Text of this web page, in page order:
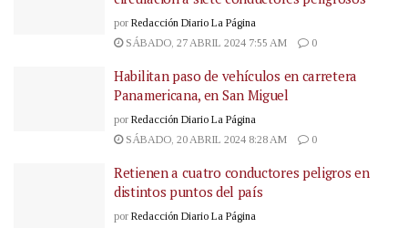
por Redacción Diario La Página
SÁBADO, 27 ABRIL 2024 7:55 AM
0
Habilitan paso de vehículos en carretera
Panamericana, en San Miguel
por Redacción Diario La Página
SÁBADO, 20 ABRIL 2024 8:28 AM
0
Retienen a cuatro conductores peligros en
distintos puntos del país
por Redacción Diario La Página